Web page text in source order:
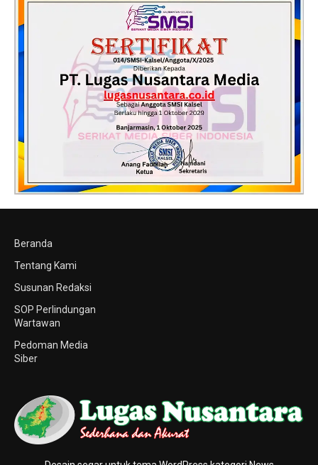
Beranda
Tentang Kami
Susunan Redaksi
SOP Perlindungan
Wartawan
Pedoman Media
Siber